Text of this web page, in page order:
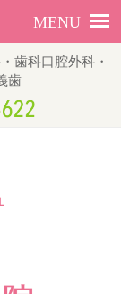
歯科口腔外科・
歯